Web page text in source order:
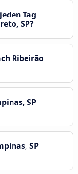
Tag
SP?
Ribeirão
SP
SP